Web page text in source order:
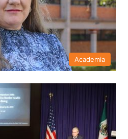
Academia